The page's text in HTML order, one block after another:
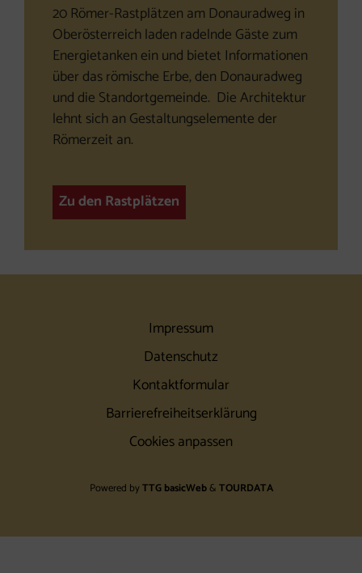
20 Römer-Rastplätzen am Donauradweg in
Oberösterreich laden radelnde Gäste zum
Energietanken ein und bietet Informationen
über das römische Erbe, den Donauradweg
und die Standortgemeinde. Die Architektur
lehnt sich an Gestaltungselemente der
Römerzeit an.
Zu den Rastplätzen
Impressum
Datenschutz
Kontaktformular
Barrierefreiheitserklärung
Cookies anpassen
Powered byTTG basicWeb&TOURDATA